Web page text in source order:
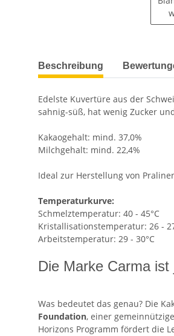
weitere Registerkarten anzeigen
Beschreibung
Edelste Kuvertüre aus der
sahnig-süß, hat wenig Zucker
Kakaogehalt: mind. 37,0%
Milchgehalt: mind. 22,4%
Ideal zur Herstellung von
Temperaturkurve:
Schmelztemperatur: 40 - 45°C
Kristallisationstemperatur: 26 -
Arbeitstemperatur: 29 - 30°C
Die Marke Carma
Was bedeutet das genau? Die
Foundation, einer
Horizons Programm fördert die